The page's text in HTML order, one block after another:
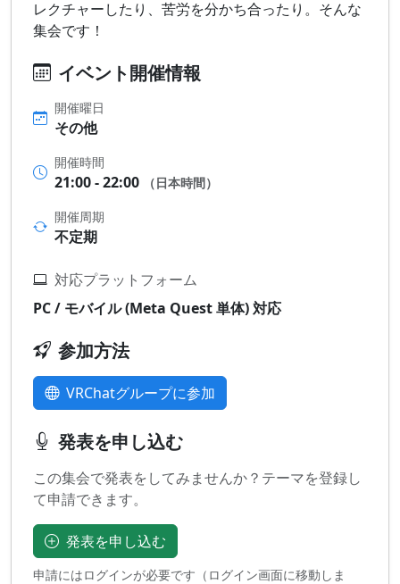
レクチャーしたり、苦労を分かち合ったり。そんな
集会です！
イベント開催情報
開催曜日
その他
開催時間
21:00 - 22:00
（日本時間）
開催周期
不定期
対応プラットフォーム
PC / モバイル (Meta Quest 単体) 対応
参加方法
VRChatグループに参加
発表を申し込む
この集会で発表をしてみませんか？テーマを登録し
て申請できます。
発表を申し込む
申請にはログインが必要です（ログイン画面に移動しま